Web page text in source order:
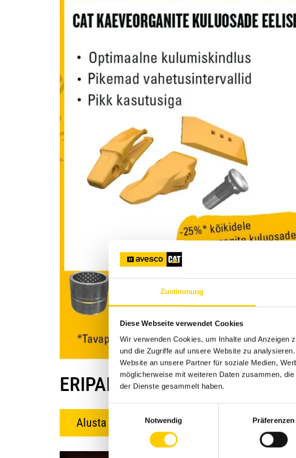
Zustimmung
Diese Webseite verwendet Cookies
Wir verwenden Cookies, um Inhalte und Anzeigen
und die Zugriffe auf unsere Website zu
Website an unsere Partner für soziale Medien,
möglicherweise mit weiteren Daten zusammen,
der Dienste gesammelt haben.
Einwilligungsauswahl
Notwendig
Präferenzen
ERIPAKKUMINE KEHTIB 30.
Alusta ostlemist siin